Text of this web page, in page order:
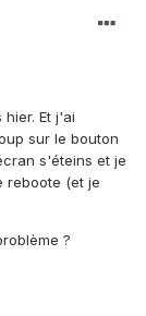
Et j'ai
sur le bouton
s'éteins et je
reboote (et je
?